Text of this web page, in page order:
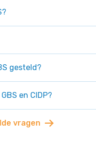
gesteld?
en CIDP?
vragen